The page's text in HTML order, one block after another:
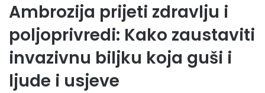
Ambrozija prijeti zdravlju i
poljoprivredi: Kako zaustaviti
invazivnu biljku koja guši i
ljude i usjeve